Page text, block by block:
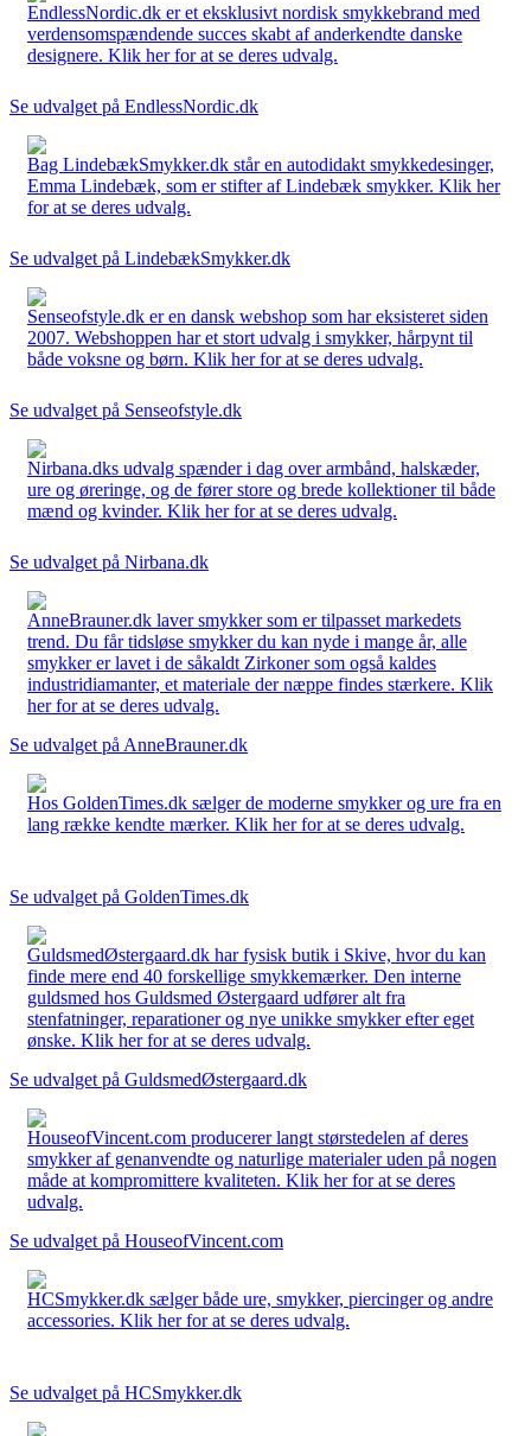
EndlessNordic.dk er et eksklusivt nordisk smykkebrand med
verdensomspændende succes skabt af anderkendte danske
designere. Klik her for at se deres udvalg.
Se udvalget på EndlessNordic.dk
Bag LindebækSmykker.dk står en autodidakt smykkedesinger,
Emma Lindebæk, som er stifter af Lindebæk smykker. Klik her
for at se deres udvalg.
Se udvalget på LindebækSmykker.dk
Senseofstyle.dk er en dansk webshop som har eksisteret siden
2007. Webshoppen har et stort udvalg i smykker, hårpynt til
både voksne og børn. Klik her for at se deres udvalg.
Se udvalget på Senseofstyle.dk
Nirbana.dks udvalg spænder i dag over armbånd, halskæder,
ure og øreringe, og de fører store og brede kollektioner til både
mænd og kvinder. Klik her for at se deres udvalg.
Se udvalget på Nirbana.dk
AnneBrauner.dk laver smykker som er tilpasset markedets
trend. Du får tidsløse smykker du kan nyde i mange år, alle
smykker er lavet i de såkaldt Zirkoner som også kaldes
industridiamanter, et materiale der næppe findes stærkere. Klik
her for at se deres udvalg.
Se udvalget på AnneBrauner.dk
Hos GoldenTimes.dk sælger de moderne smykker og ure fra en
lang række kendte mærker. Klik her for at se deres udvalg.
Se udvalget på GoldenTimes.dk
GuldsmedØstergaard.dk har fysisk butik i Skive, hvor du kan
finde mere end 40 forskellige smykkemærker. Den interne
guldsmed hos Guldsmed Østergaard udfører alt fra
stenfatninger, reparationer og nye unikke smykker efter eget
ønske. Klik her for at se deres udvalg.
Se udvalget på GuldsmedØstergaard.dk
HouseofVincent.com producerer langt størstedelen af deres
smykker af genanvendte og naturlige materialer uden på nogen
måde at kompromittere kvaliteten. Klik her for at se deres
udvalg.
Se udvalget på HouseofVincent.com
HCSmykker.dk sælger både ure, smykker, piercinger og andre
accessories. Klik her for at se deres udvalg.
Se udvalget på HCSmykker.dk